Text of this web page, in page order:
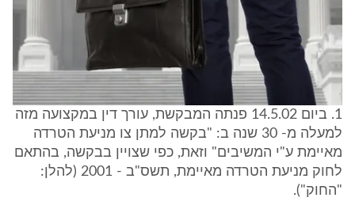
1. ביום 14.5.02 פנתה המבקשת, עורך דין במקצועה מזה
למעלה מ- 30 שנה ב: "בקשה למתן צו מניעת הטרדה
מאיימת ע"י המשיבים" וזאת, כפי שצויין בבקשה, בהתאם
לחוק מניעת הטרדה מאיימת, תשס"ב - 2001 (להלן:
"החוק").